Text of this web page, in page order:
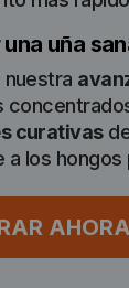
uña
nuestra
curativas
a los
AHORA